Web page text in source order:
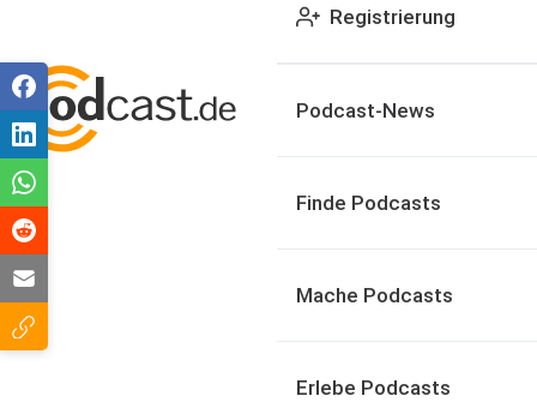
Registrierung
Podcast-News
Finde Podcasts
Mache Podcasts
Erlebe Podcasts